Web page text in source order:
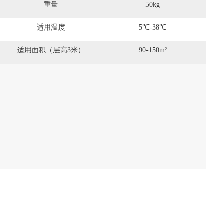
重量
适用温度
适用面积（层高3米）
50kg
5℃-38℃
90-150m²